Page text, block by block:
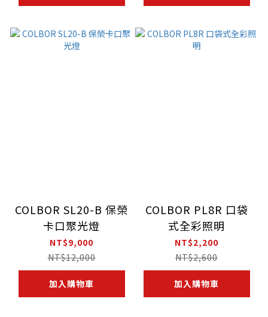
COLBOR SL20-B 保榮
卡口聚光燈
NT$9,000
NT$12,000
加入購物車
COLBOR PL8R 口袋
式全彩照明
NT$2,200
NT$2,600
加入購物車